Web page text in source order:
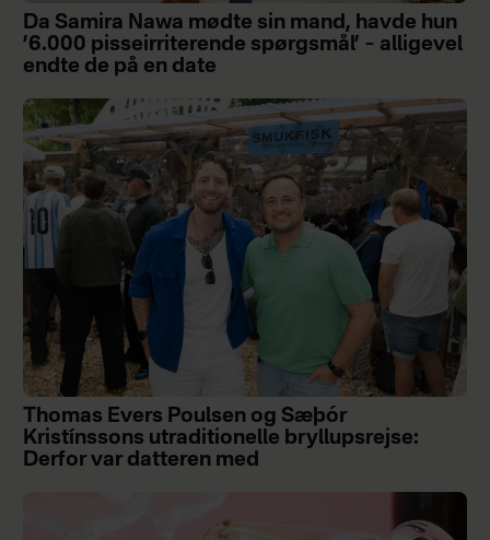
Da Samira Nawa mødte sin mand, havde hun
’6.000 pisseirriterende spørgsmål’ – alligevel
endte de på en date
Thomas Evers Poulsen og Sæþór
Kristínssons utraditionelle bryllupsrejse:
Derfor var datteren med